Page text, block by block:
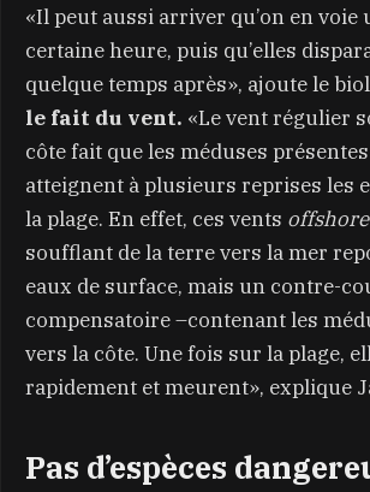
«Il peut aussi arriver qu’on en voie
certaine heure, puis qu’elles
quelque temps après», ajoute le
le fait du vent. «Le vent régulier
côte fait que les méduses
atteignent à plusieurs reprises les
la plage. En effet, ces vents offshore
soufflant de la terre vers la mer
eaux de surface, mais un contre-
compensatoire –contenant les
vers la côte. Une fois sur la plage,
rapidement et meurent», explique
Pas d’espèces